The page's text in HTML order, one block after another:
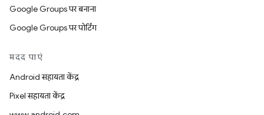
Google Groups पर बनाना
Google Groups पर पोर्टिंग
मदद पाएं
Android सहायता केंद्र
Pixel सहायता केंद्र